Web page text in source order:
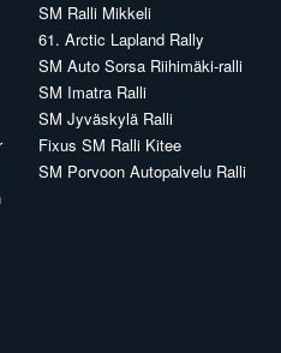
SM Ralli Mikkeli
61. Arctic Lapland Rally
SM Auto Sorsa Riihimäki-ralli
SM Imatra Ralli
SM Jyväskylä Ralli
Fixus SM Ralli Kitee
SM Porvoon Autopalvelu Ralli